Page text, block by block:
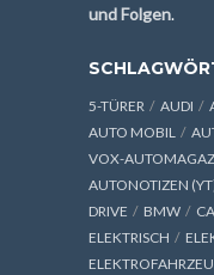
und Folgen.
5-TÜRER AUDI
AUTO MOBIL
VOX-
AUTONOTIZEN
DRIVE
BMW
ELEKTRISCH